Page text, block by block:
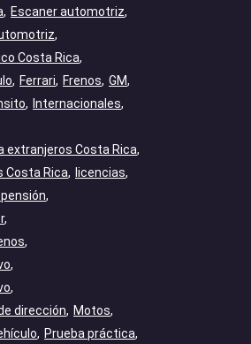
Escaner automotriz
Costa Rica
Ferrari Frenos GM
Internacionales
extranjeros Costa Rica
Costa Rica
licencias
dirección
Motos
Prueba práctica